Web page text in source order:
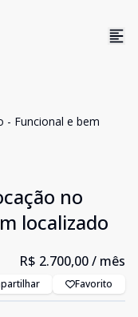
- Funcional e bem
no
localizado
R$ 2.700,00/ mês
Favorito